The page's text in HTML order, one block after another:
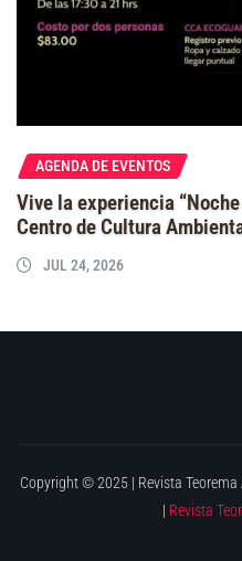
AGENDA DE EVENTOS
Vive la experiencia
Centro de Cultura
JUL 24, 2026
Copyright © 2025 | Revista
| Revista